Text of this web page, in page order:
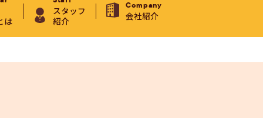
は
スタッフ
紹介
Company
会社紹介